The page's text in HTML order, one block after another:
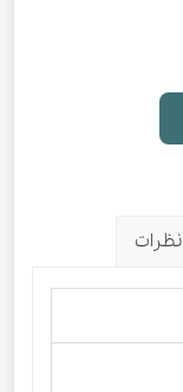
نظرات